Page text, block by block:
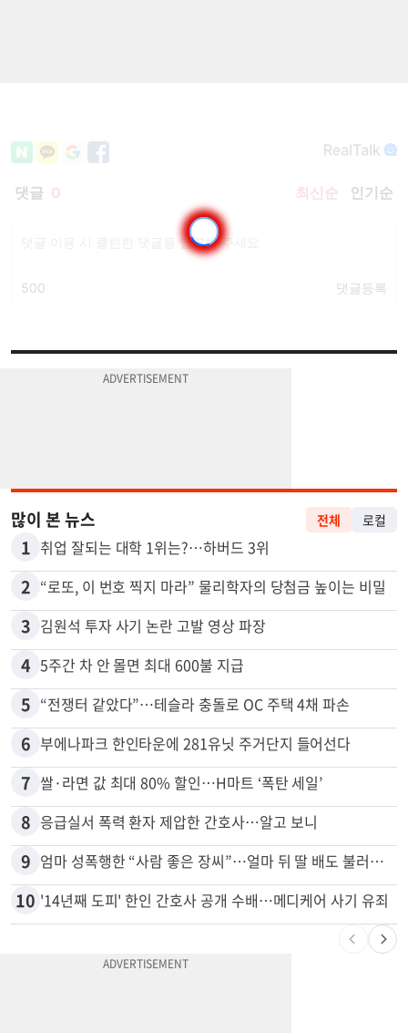
많이 본 뉴스 전체 로컬
1 취업 잘되는 대학 1위는?…하버드 3위
2 “로또, 이 번호 찍지 마라” 물리학자의 당첨금 높이는 비밀
3 김원석 투자 사기 논란 고발 영상 파장
4 5주간 차 안 몰면 최대 600불 지급
5 “전쟁터 같았다”…테슬라 충돌로 OC 주택 4채 파손
6 부에나파크 한인타운에 281유닛 주거단지 들어선다
7 쌀·라면 값 최대 80% 할인…H마트 ‘폭탄 세일’
8 응급실서 폭력 환자 제압한 간호사…알고 보니
9 엄마 성폭행한 “사람 좋은 장씨”…얼마 뒤 딸 배도 불러왔다
10 '14년째 도피' 한인 간호사 공개 수배…메디케어 사기 유죄